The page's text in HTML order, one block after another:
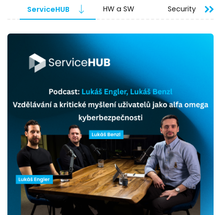
ServiceHUB HW a SW Security